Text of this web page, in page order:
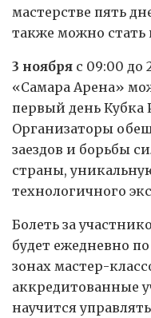
мастерстве пять
также можно стать
3 ноября с 09:00 до
«Самара Арена»
первый день Кубка
Организаторы
заездов и борьбы
страны,
технологичного
Болеть за
будет ежедневно
зонах мастер-
аккредитованные
научится